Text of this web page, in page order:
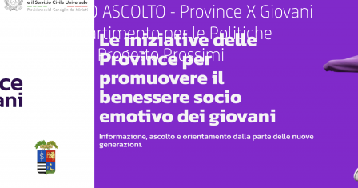
SPORTELLO ASCOLTO - Province X Giovani
(UPI e Dipartimento per le Politiche
Giovanili) - Progetto Prossimi